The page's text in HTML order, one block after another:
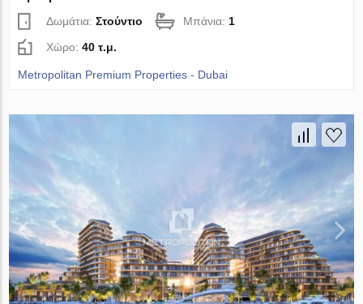
Δωμάτια:Στούντιο Μπάνια: 1
Χώρο:40 τ.μ.
Metropolitan Premium Properties - Dubai